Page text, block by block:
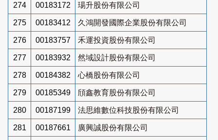
274 00183172 瑒升股份有限公司
275 00183412 久鴻開發國際企業股份有限公司
276 00183757 禾運投資股份有限公司
277 00183932 然域設計股份有限公司
278 00184382 心橋股份有限公司
279 00185349 頎鑫教育股份有限公司
280 00187199 法思維數位科技股份有限公司
281 00187661 廣興誠股份有限公司